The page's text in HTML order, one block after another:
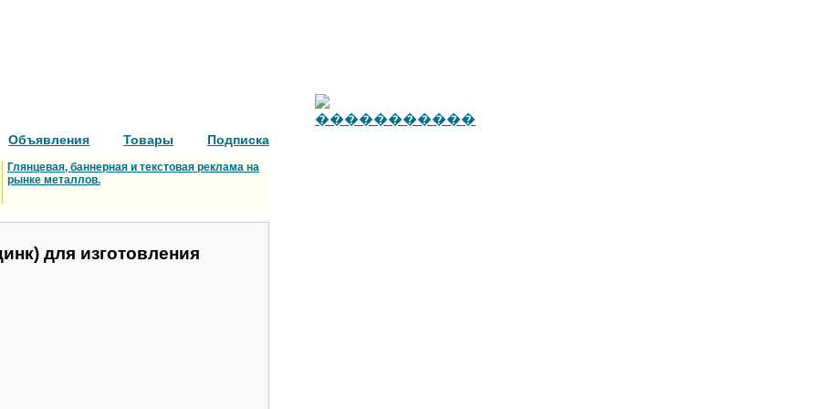
Объявления Товары Подписка
Глянцевая, баннерная и текстовая реклама на
рынке металлов.
для изготовления